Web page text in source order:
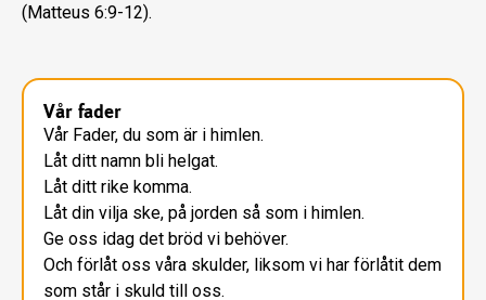
(Matteus 6:9-12).
Vår fader
Vår Fader, du som är i himlen.
Låt ditt namn bli helgat.
Låt ditt rike komma.
Låt din vilja ske, på jorden så som i himlen.
Ge oss idag det bröd vi behöver.
Och förlåt oss våra skulder, liksom vi har förlåtit dem
som står i skuld till oss.